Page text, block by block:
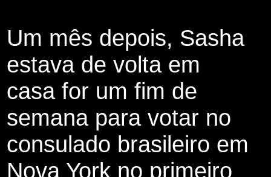
Um mês depois, Sasha
estava de volta em
casa for um fim de
semana para votar no
consulado brasileiro em
Nova York no primeiro